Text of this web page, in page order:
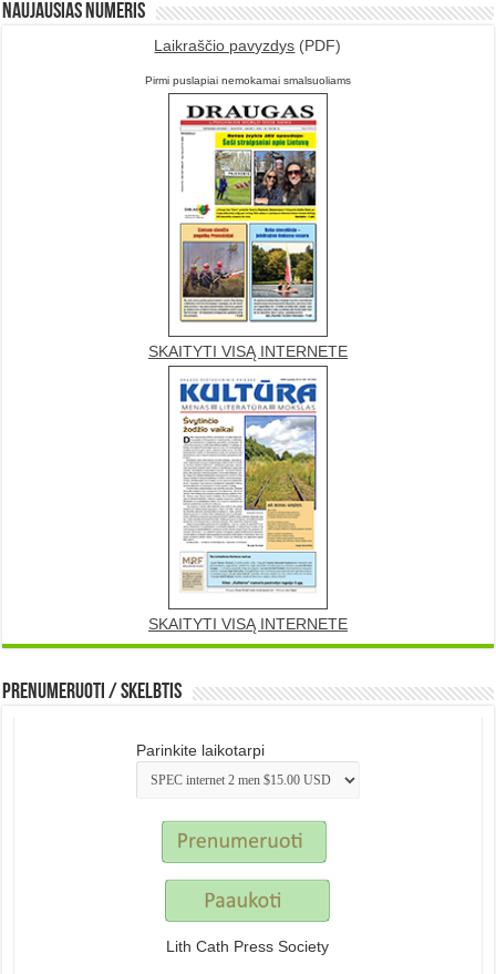
Naujausias numeris
Laikraščio pavyzdys (PDF)
Pirmi puslapiai nemokamai smalsuoliams
SKAITYTI VISĄ INTERNETE
SKAITYTI VISĄ INTERNETE
Prenumeruoti / Skelbtis
Parinkite laikotarpi
Lith Cath Press Society